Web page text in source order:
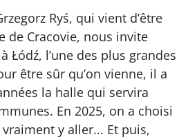
Ryś, qui vient d’être
de Cracovie, nous invite
Łódź, l’une des plus grandes
être sûr qu’on vienne, il a
la halle qui servira
En 2025, on a choisi
y aller... Et puis,